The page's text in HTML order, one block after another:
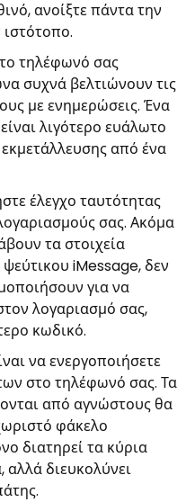
ανοίξτε πάντα την
τηλέφωνό σας
συχνά βελτιώνουν τις
με ενημερώσεις. Ένα
λιγότερο ευάλωτο
εκμετάλλευσης από ένα
έλεγχο ταυτότητας
σας. Ακόμα
τα στοιχεία
iMessage, δεν
για να
λογαριασμό σας,
κωδικό.
να ενεργοποιήσετε
στο τηλέφωνό σας. Τα
από αγνώστους θα
φάκελο
διατηρεί τα κύρια
διευκολύνει